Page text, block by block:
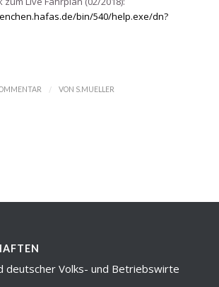
bin/540/help.exe/dn?
/ VON S.MUELLER
deutscher Volks- und Betriebswirte